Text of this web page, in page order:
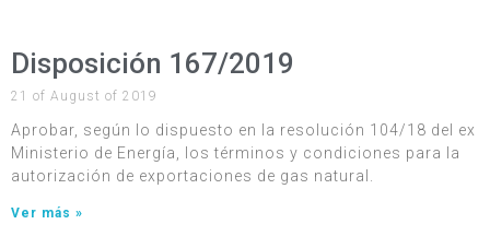
Disposición 167/2019
21 of August of 2019
Aprobar, según lo dispuesto en la resolución 104/18 del ex
Ministerio de Energía, los términos y condiciones para la
autorización de exportaciones de gas natural.
Ver más »